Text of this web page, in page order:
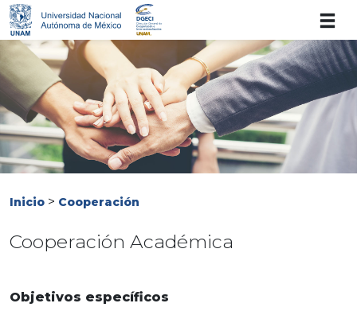
Inicio > Cooperación
Cooperación Académica
Objetivos específicos